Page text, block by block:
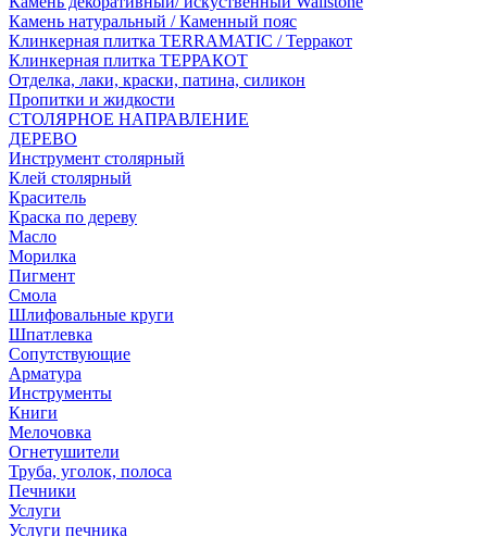
Камень натуральный / Каменный пояс
Клинкерная плитка TERRAMATIC / Терракот
Клинкерная плитка ТЕРРАКОТ
Отделка, лаки, краски, патина, силикон
Пропитки и жидкости
СТОЛЯРНОЕ НАПРАВЛЕНИЕ
ДЕРЕВО
Инструмент столярный
Клей столярный
Краситель
Краска по дереву
Масло
Морилка
Пигмент
Смола
Шлифовальные круги
Шпатлевка
Сопутствующие
Арматура
Инструменты
Книги
Мелочовка
Огнетушители
Труба, уголок, полоса
Печники
Услуги
Услуги печника